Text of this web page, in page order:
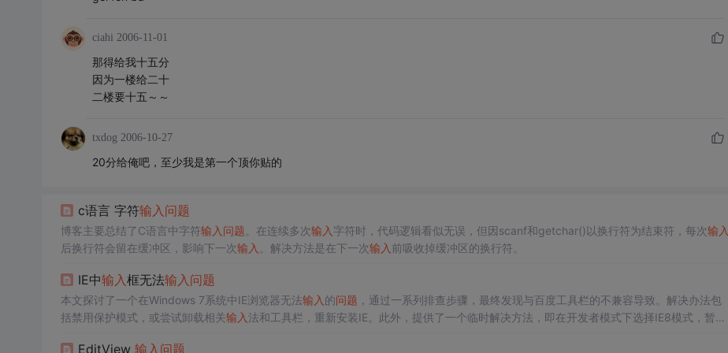
ciahi 2006-11-01
那得给我十五分
因为一楼给二十
二楼要十五～～
txdog 2006-10-27
20分给俺吧，至少我是第一个顶你贴的
c语言 字符输入 问题
博客主要总结了C语言中字符输入 问题 。在连续多次输入字符时，代码逻辑看似无误，但因scanf和getchar()以换行符为结束符，每次输入
后换行符会留在缓冲区，影响下一次输入 。解决方法是在下一次输入前吸收掉缓冲区的换行符。
IE中输入框无法输入 问题
本文探讨了一个在Windows 7系统中IE浏览器无法输入 的问题 ，通过一系列排查步骤，最终发现与百度工具栏的不兼容导致。解决办法包
括禁用保护模式，或尝试卸载相关输入法和工具栏，重新安装IE。此外，提供了一个临时解决方法，即在开发者模式下选择IE8模式，暂时
EditView 输入 问题